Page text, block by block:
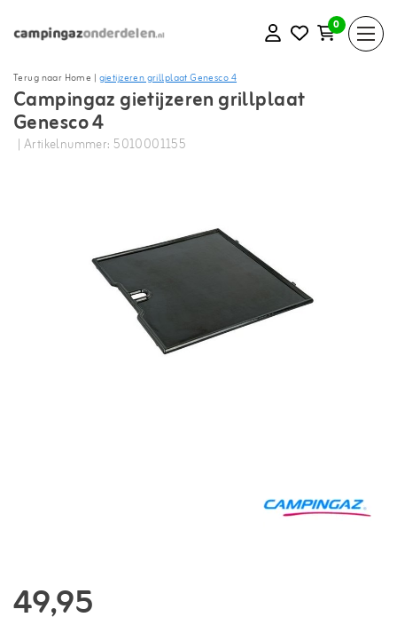
0
Terug naar Home | gietijzeren grillplaat Genesco 4
Campingaz gietijzeren grillplaat
Genesco 4
| Artikelnummer: 5010001155
49,95